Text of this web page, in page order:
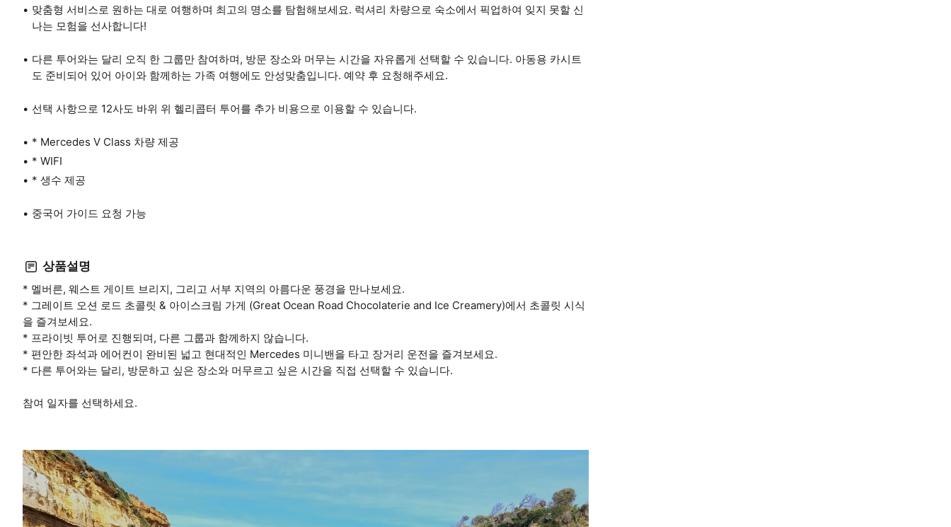
맞춤형 서비스로 원하는 대로 여행하며 최고의 명소를 탐험해보세요. 럭셔리 차량으로 숙소에서 픽업하여 잊지 못할 신
나는 모험을 선사합니다!
다른 투어와는 달리 오직 한 그룹만 참여하며, 방문 장소와 머무는 시간을 자유롭게 선택할 수 있습니다. 아동용 카시트
도 준비되어 있어 아이와 함께하는 가족 여행에도 안성맞춤입니다. 예약 후 요청해주세요.
선택 사항으로 12사도 바위 위 헬리콥터 투어를 추가 비용으로 이용할 수 있습니다.
* Mercedes V Class 차량 제공
* WIFI
* 생수 제공
중국어 가이드 요청 가능
상품설명
* 멜버른, 웨스트 게이트 브리지, 그리고 서부 지역의 아름다운 풍경을 만나보세요.
* 그레이트 오션 로드 초콜릿 & 아이스크림 가게 (Great Ocean Road Chocolaterie and Ice Creamery)에서 초콜릿 시식
을 즐겨보세요.
* 프라이빗 투어로 진행되며, 다른 그룹과 함께하지 않습니다.
* 편안한 좌석과 에어컨이 완비된 넓고 현대적인 Mercedes 미니밴을 타고 장거리 운전을 즐겨보세요.
* 다른 투어와는 달리, 방문하고 싶은 장소와 머무르고 싶은 시간을 직접 선택할 수 있습니다.
참여 일자를 선택하세요.